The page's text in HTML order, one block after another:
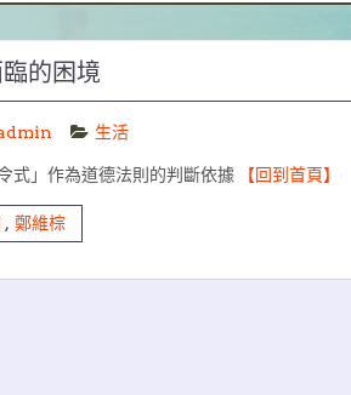
的困境
生活
式」作為道德法則的判斷依據 【回到首頁】
, 鄭維棕